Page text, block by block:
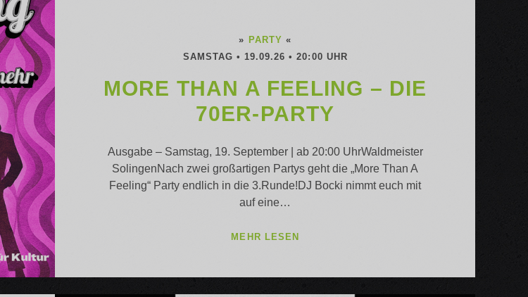
» PARTY «
SAMSTAG • 19.09.26 • 20:00 UHR
MORE THAN A FEELING – DIE
70ER-PARTY
Ausgabe – Samstag, 19. September | ab 20:00 UhrWaldmeister
SolingenNach zwei großartigen Partys geht die „More Than A
Feeling“ Party endlich in die 3.Runde!DJ Bocki nimmt euch mit
auf eine…
MEHR LESENMORE